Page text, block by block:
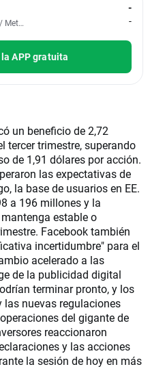
/ Meta Platforms Inc (Cboe BZX Real-Time
-
-
APP gratuita
un beneficio de 2,72
tercer trimestre, superando
de 1,91 dólares por acción.
las expectativas de
la base de usuarios en EE.
a 196 millones y la
estable o
Facebook también
incertidumbre" para el
acelerado a las
de la publicidad digital
terminar pronto, y los
nuevas regulaciones
del gigante de
reaccionaron
y las acciones
la sesión de hoy en más